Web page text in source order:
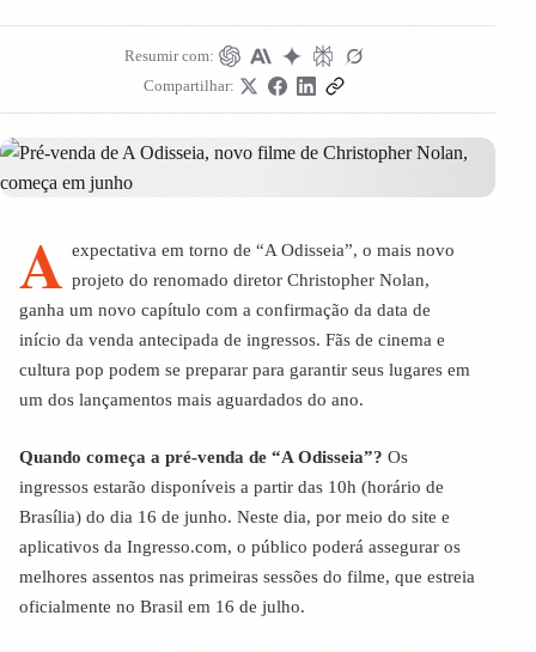
Resumir com:
Compartilhar:
A expectativa em torno de “A Odisseia”, o mais novo
projeto do renomado diretor Christopher Nolan,
ganha um novo capítulo com a confirmação da data de
início da venda antecipada de ingressos. Fãs de cinema e
cultura pop podem se preparar para garantir seus lugares em
um dos lançamentos mais aguardados do ano.
Quando começa a pré-venda de “A Odisseia”? Os
ingressos estarão disponíveis a partir das 10h (horário de
Brasília) do dia 16 de junho. Neste dia, por meio do site e
aplicativos da Ingresso.com, o público poderá assegurar os
melhores assentos nas primeiras sessões do filme, que estreia
oficialmente no Brasil em 16 de julho.